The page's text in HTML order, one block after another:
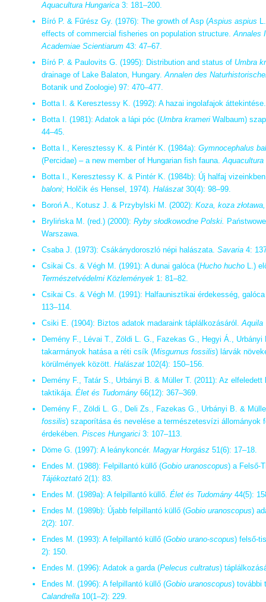
Aquacultura Hungarica 3: 181–200.
Bíró P. & Fűrész Gy. (1976): The growth of Asp (Aspius aspius
effects of commercial fisheries on population structure.Annales
Academiae Scientiarum 43: 47–67.
Bíró P. & Paulovits G. (1995): Distribution and status of Umbra
drainage of Lake Balaton, Hungary.Annalen des
Botanik und Zoologie) 97: 470–477.
Botta I. & Keresztessy K. (1992): A hazai ingolafajok
Botta I. (1981): Adatok a lápi póc (Umbra krameri Walbaum)
44–45.
Botta I., Keresztessy K. & Pintér K. (1984a): Gymnocephalus
(Percidae) – a new member of Hungarian fish fauna.Aquacultura
Botta I., Keresztessy K. & Pintér K. (1984b): Új halfaj
baloni; Holčik és Hensel, 1974). Halászat 30(4): 98–99.
Boroń A., Kotusz J. & Przybylski M. (2002): Koza, koza
Brylińska M. (red.) (2000): Ryby słodkowodne Polski.
Warszawa.
Csaba J. (1973): Csákánydoroszló népi halászata. Savaria 4:
Csikai Cs. & Végh M. (1991): A dunai galóca (Hucho hucho L.)
Természetvédelmi Közlemények 1: 81–82.
Csikai Cs. & Végh M. (1991): Halfaunisztikai érdekesség,
113–114.
Csiki E. (1904): Biztos adatok madaraink táplálkozásáról.Aquila
Demény F., Lévai T., Zöldi L. G., Fazekas G., Hegyi Á.,
takarmányok hatása a réti csík (Misgurnus fossilis) lárvák
körülmények között. Halászat 102(4): 150–156.
Demény F., Tatár S., Urbányi B. & Müller T. (2011): Az
taktikája. Élet és Tudomány 66(12): 367–369.
Demény F., Zöldi L. G., Deli Zs., Fazekas G., Urbányi B. &
fossilis) szaporítása és nevelése a természetesvízi állományok
érdekében. Pisces Hungarici 3: 107–113.
Döme G. (1997): A leánykoncér. Magyar Horgász 51(6): 17–18.
Endes M. (1988): Felpillantó küllő (Gobio uranoscopus) a Felső-
Tájékoztató 2(1): 83.
Endes M. (1989a): A felpillantó küllő. Élet és Tudomány 44(5):
Endes M. (1989b): Újabb felpillantó küllő (Gobio uranoscopus)
2(2): 107.
Endes M. (1993): A felpillantó küllő (Gobio urano-scopus) felső-
2): 150.
Endes M. (1996): Adatok a garda (Pelecus cultratus)
Endes M. (1996): A felpillantó küllő (Gobio uranoscopus) további
Calandrella 10(1–2): 229.